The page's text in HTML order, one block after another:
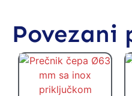
Povezani